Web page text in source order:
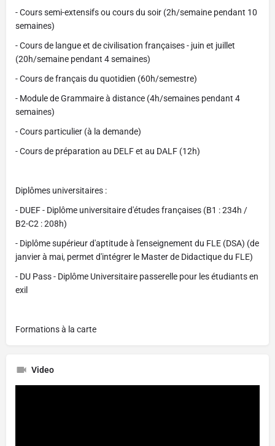
- Cours semi-extensifs ou cours du soir (2h/semaine pendant 10
semaines)
- Cours de langue et de civilisation françaises - juin et juillet
(20h/semaine pendant 4 semaines)
- Cours de français du quotidien (60h/semestre)
- Module de Grammaire à distance (4h/semaines pendant 4
semaines)
- Cours particulier (à la demande)
- Cours de préparation au DELF et au DALF (12h)
Diplômes universitaires :
- DUEF - Diplôme universitaire d'études françaises (B1 : 234h /
B2-C2 : 208h)
- Diplôme supérieur d'aptitude à l'enseignement du FLE (DSA) (de
janvier à mai, permet d'intégrer le Master de Didactique du FLE)
- DU Pass - Diplôme Universitaire passerelle pour les étudiants en
exil
Formations à la carte
Video